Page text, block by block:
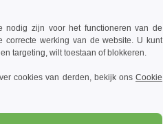
nodig zijn voor het functioneren van de
correcte werking van de website. U kunt
targeting, wilt toestaan of blokkeren.
cookies van derden, bekijk ons Cookie